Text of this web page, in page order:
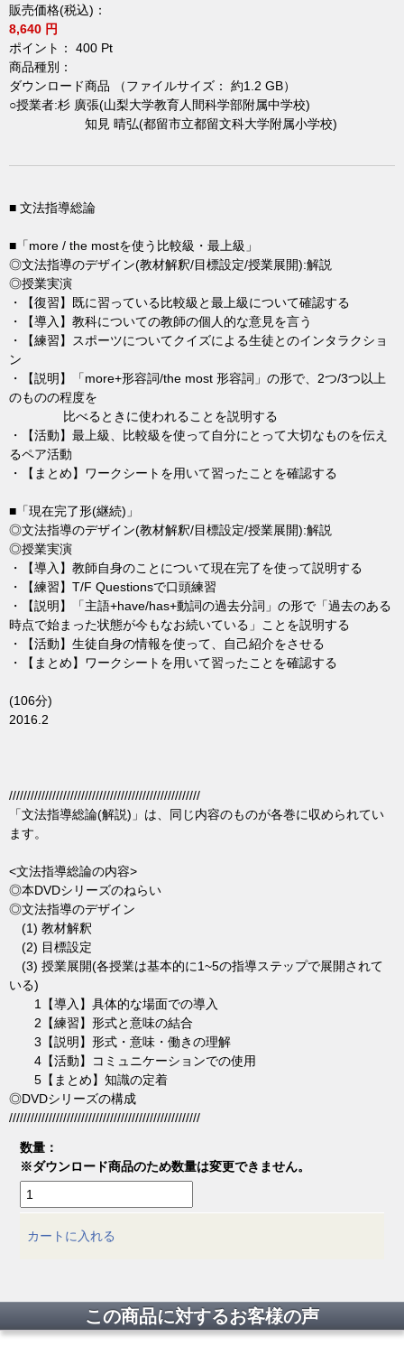
販売価格(税込)：
8,640 円
ポイント： 400 Pt
商品種別：
ダウンロード商品 （ファイルサイズ： 約1.2 GB）
○授業者:杉 廣張(山梨大学教育人間科学部附属中学校)
知見 晴弘(都留市立都留文科大学附属小学校)
■ 文法指導総論
■「more / the mostを使う比較級・最上級」
◎文法指導のデザイン(教材解釈/目標設定/授業展開):解説
◎授業実演
・【復習】既に習っている比較級と最上級について確認する
・【導入】教科についての教師の個人的な意見を言う
・【練習】スポーツについてクイズによる生徒とのインタラクショ
ン
・【説明】「more+形容詞/the most 形容詞」の形で、2つ/3つ以上
のものの程度を
比べるときに使われることを説明する
・【活動】最上級、比較級を使って自分にとって大切なものを伝え
るペア活動
・【まとめ】ワークシートを用いて習ったことを確認する
■「現在完了形(継続)」
◎文法指導のデザイン(教材解釈/目標設定/授業展開):解説
◎授業実演
・【導入】教師自身のことについて現在完了を使って説明する
・【練習】T/F Questionsで口頭練習
・【説明】「主語+have/has+動詞の過去分詞」の形で「過去のある
時点で始まった状態が今もなお続いている」ことを説明する
・【活動】生徒自身の情報を使って、自己紹介をさせる
・【まとめ】ワークシートを用いて習ったことを確認する
(106分)
2016.2
/////////////////////////////////////////////////////
「文法指導総論(解説)」は、同じ内容のものが各巻に収められてい
ます。
<文法指導総論の内容>
◎本DVDシリーズのねらい
◎文法指導のデザイン
(1) 教材解釈
(2) 目標設定
(3) 授業展開(各授業は基本的に1~5の指導ステップで展開されて
いる)
1【導入】具体的な場面での導入
2【練習】形式と意味の結合
3【説明】形式・意味・働きの理解
4【活動】コミュニケーションでの使用
5【まとめ】知識の定着
◎DVDシリーズの構成
/////////////////////////////////////////////////////
数量：
※ダウンロード商品のため数量は変更できません。
カートに入れる
この商品に対するお客様の声